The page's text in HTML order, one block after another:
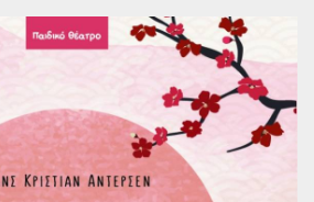
Ελληνική Γραμματεία
Πεζογραφία
Ελληνική Ποίηση
Πεζογραφία
Ποίηση
Συγγραφείς